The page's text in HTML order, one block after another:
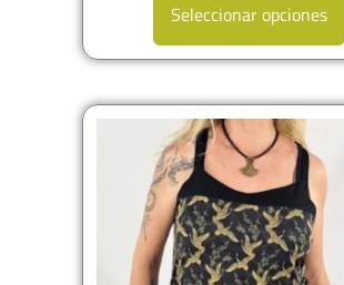
Seleccionar opciones